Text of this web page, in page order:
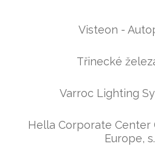
IT A
ZDRAVOTNICTVÍ
Visteon -
Třinecké
Varroc Lighting
Hella Corporate Center
Europe,